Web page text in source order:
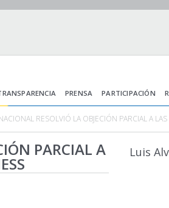
PRENSA PARTICIPACIÓN
RESOLVIÓ LA OBJECIÓN PARCIAL A
PARCIAL A Luis